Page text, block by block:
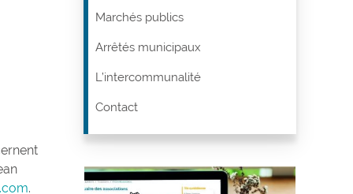
.
Marchés publics
Arrêtés municipaux
L’intercommunalité
Contact